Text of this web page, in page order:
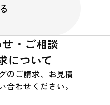
・ご相談
について
のご請求、お見積
合わせください。